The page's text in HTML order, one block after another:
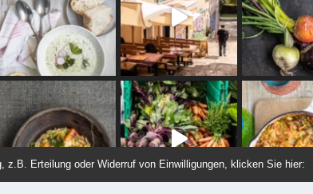
z.B. Erteilung oder Widerruf von Einwilligungen, klicken Sie hier: